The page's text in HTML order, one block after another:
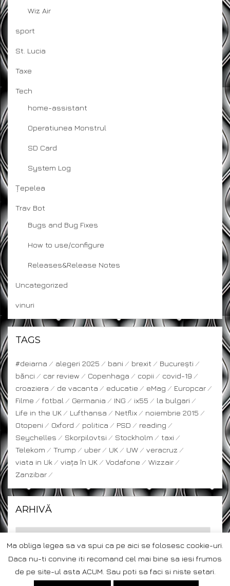
Wiz Air
sport
St. Lucia
Taxe
Tech
home-assistant
Operatiunea Monstrul
SD Card
System Log
Țepelea
Trav Bot
Bugs and Bug Fixes
How to use/configure
Releases&Release Notes
Uncategorized
vinuri
TAGS
#deiarna alegeri 2025 bani brexit
București
bănci
car review Copenhaga copii
covid-19
croaziera
de vacanta educatie eMag
Europcar
Filme
fotbal Germania ING ix55
la bulgari
Life in the UK
Lufthansa Netflix
noiembrie 2015
Otopeni
Oxford politica PSD
reading
Seychelles
Skorpilovtsi Stockholm
taxi
Telekom
Trump uber UK UW
veracruz
viata in Uk
viața în UK Vodafone
Wizzair
Zanzibar
ARHIVĂ
© Copyright 2026 – Blogul unui om insurat
Ma obliga legea sa va spui ca pe aici se folosesc cookie-uri.
Daca nu-ti convine iti recomand cel mai bine sa iesi frumos
de pe site-ul asta ACUM. Sau poti sa faci si niste setari.